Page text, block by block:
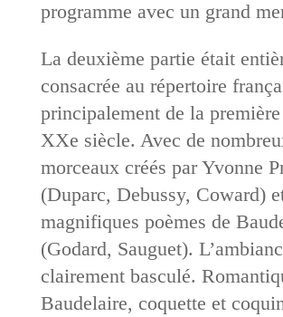
programme avec un grand
La deuxième partie était
consacrée au répertoire
principalement de la
XXe siècle. Avec de
morceaux créés par Yvonne
(Duparc, Debussy, Coward)
magnifiques poèmes de
(Godard, Sauguet).
clairement basculé.
Baudelaire, coquette et